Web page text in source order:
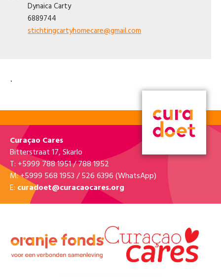
DynaicaCarty
6889744
stichtingcartyhomecare@gmail.com
.
Curaçao Cares
Bitterstraat 17, Skarlo
T: +5999 788 1951 / 788 1952
M: +5999 568 1953 / 526 6396 (WhatsApp)
E: curadoet@curacaocares.org